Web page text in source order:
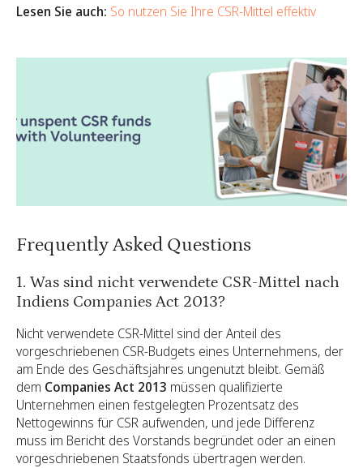
Lesen Sie auch: So nutzen Sie Ihre CSR-Mittel effektiv
Frequently Asked Questions
1. Was sind nicht verwendete CSR-Mittel nach
Indiens Companies Act 2013?
Nicht verwendete CSR-Mittel sind der Anteil des
vorgeschriebenen CSR-Budgets eines Unternehmens, der
am Ende des Geschäftsjahres ungenutzt bleibt. Gemäß
dem Companies Act 2013 müssen qualifizierte
Unternehmen einen festgelegten Prozentsatz des
Nettogewinns für CSR aufwenden, und jede Differenz
muss im Bericht des Vorstands begründet oder an einen
vorgeschriebenen Staatsfonds übertragen werden.